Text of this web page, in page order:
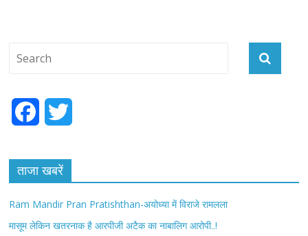
c
b
t
ताजा खबरें
Ram Mandir Pran Pratishthan-अयोध्या में विराजे रामलला
मासूम लेकिन खतरनाक है आरपीजी अटैक का नाबालिग आरोपी..!